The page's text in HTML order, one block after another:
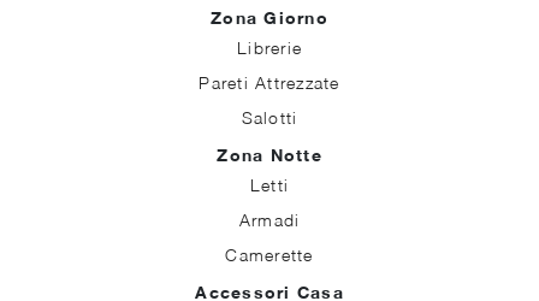
Zona Giorno
Librerie
Pareti Attrezzate
Salotti
Zona Notte
Letti
Armadi
Camerette
Accessori Casa